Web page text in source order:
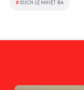
#ĐỊCH LỆ NHIỆT BA